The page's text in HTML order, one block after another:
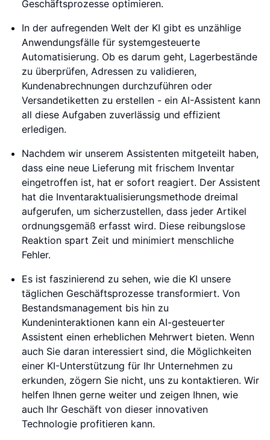
Geschäftsprozesse optimieren.
In der aufregenden Welt der KI gibt es unzählige
Anwendungsfälle für systemgesteuerte
Automatisierung. Ob es darum geht, Lagerbestände
zu überprüfen, Adressen zu validieren,
Kundenabrechnungen durchzuführen oder
Versandetiketten zu erstellen - ein AI-Assistent kann
all diese Aufgaben zuverlässig und effizient
erledigen.
Nachdem wir unserem Assistenten mitgeteilt haben,
dass eine neue Lieferung mit frischem Inventar
eingetroffen ist, hat er sofort reagiert. Der Assistent
hat die Inventaraktualisierungsmethode dreimal
aufgerufen, um sicherzustellen, dass jeder Artikel
ordnungsgemäß erfasst wird. Diese reibungslose
Reaktion spart Zeit und minimiert menschliche
Fehler.
Es ist faszinierend zu sehen, wie die KI unsere
täglichen Geschäftsprozesse transformiert. Von
Bestandsmanagement bis hin zu
Kundeninteraktionen kann ein AI-gesteuerter
Assistent einen erheblichen Mehrwert bieten. Wenn
auch Sie daran interessiert sind, die Möglichkeiten
einer KI-Unterstützung für Ihr Unternehmen zu
erkunden, zögern Sie nicht, uns zu kontaktieren. Wir
helfen Ihnen gerne weiter und zeigen Ihnen, wie
auch Ihr Geschäft von dieser innovativen
Technologie profitieren kann.